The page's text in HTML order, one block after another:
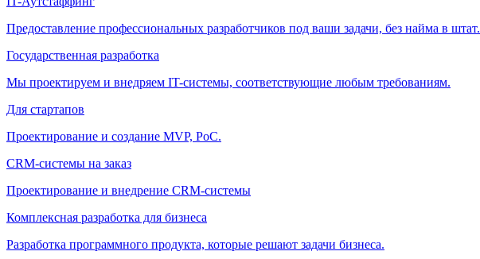
Предоставление профессиональных разработчиков под ваши задачи, без найма в штат.
Государственная разработка
Мы проектируем и внедряем IT-системы, соответствующие любым требованиям.
Для стартапов
Проектирование и создание MVP, PoC.
CRM-системы на заказ
Проектирование и внедрение CRM-системы
Комплексная разработка для бизнеса
Разработка программного продукта, которые решают задачи бизнеса.